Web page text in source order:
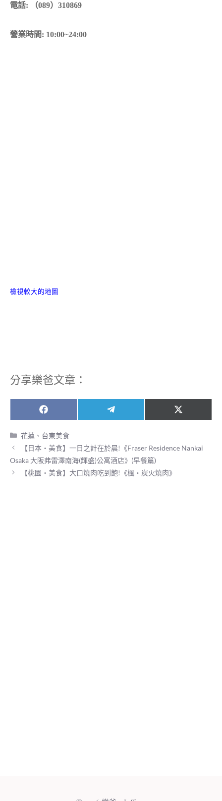
電話: （089）310869
營業時間: 10:00~24:00
檢視較大的地圖
分享樂爸文章：
Share
on
F
a
c
e
b
o
o
k
Share
on
e
g
r
a
m
Share
on
X
(
i
分
類
花蓮、台東美食
【日本‧美食】一日之計在於晨!《Fraser Residence Nankai
Osaka 大阪弗雷澤南海(輝盛)公寓酒店》(早餐篇)
【桃園‧美食】大口燒肉吃到飽!《楓‧炭火燒肉》